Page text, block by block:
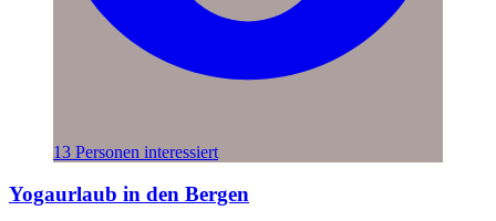
13 Personen interessiert
Yogaurlaub in den Bergen